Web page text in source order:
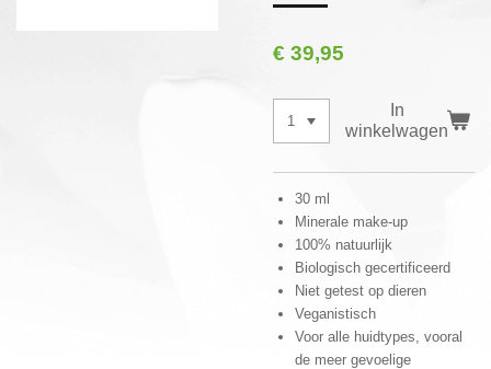
€ 39,95
In
winkelwagen
30 ml
Minerale make-up
100% natuurlijk
Biologisch gecertificeerd
Niet getest op dieren
Veganistisch
Voor alle huidtypes, vooral
de meer gevoelige